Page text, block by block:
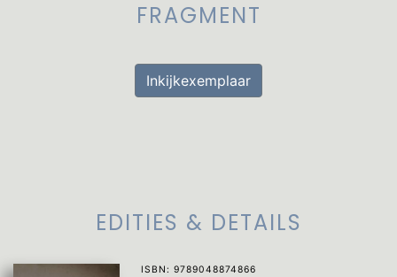
FRAGMENT
Inkijkexemplaar
EDITIES & DETAILS
ISBN: 9789048874866